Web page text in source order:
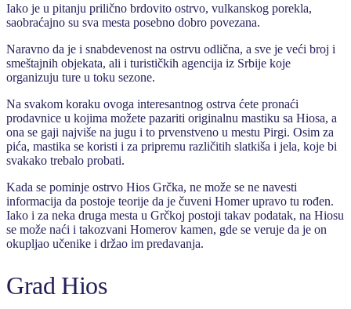
Iako je u pitanju prilično brdovito ostrvo, vulkanskog porekla,
saobraćajno su sva mesta posebno dobro povezana.
Naravno da je i snabdevenost na ostrvu odlična, a sve je veći broj i
smeštajnih objekata, ali i turističkih agencija iz Srbije koje
organizuju ture u toku sezone.
Na svakom koraku ovoga interesantnog ostrva ćete pronaći
prodavnice u kojima možete pazariti originalnu mastiku sa Hiosa, a
ona se gaji najviše na jugu i to prvenstveno u mestu Pirgi. Osim za
pića, mastika se koristi i za pripremu različitih slatkiša i jela, koje bi
svakako trebalo probati.
Kada se pominje ostrvo Hios Grčka, ne može se ne navesti
informacija da postoje teorije da je čuveni Homer upravo tu rođen.
Iako i za neka druga mesta u Grčkoj postoji takav podatak, na Hiosu
se može naći i takozvani Homerov kamen, gde se veruje da je on
okupljao učenike i držao im predavanja.
Grad Hios